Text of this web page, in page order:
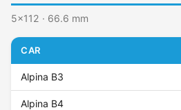
5x112 · 66.6 mm
CAR
Alpina B3
Alpina B4